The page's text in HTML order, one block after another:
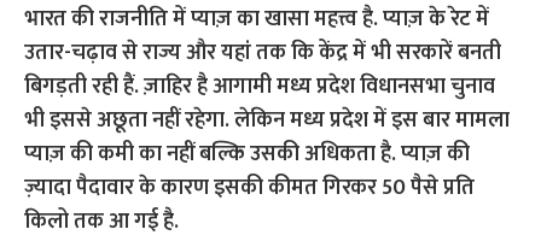
भारत की राजनीति में प्याज़ का खासा महत्त्व है. प्याज़ के रेट में
उतार-चढ़ाव से राज्य और यहां तक कि केंद्र में भी सरकारें बनती
बिगड़ती रही हैं. ज़ाहिर है आगामी मध्य प्रदेश विधानसभा चुनाव
भी इससे अछूता नहीं रहेगा. लेकिन मध्य प्रदेश में इस बार मामला
प्याज़ की कमी का नहीं बल्कि उसकी अधिकता है. प्याज़ की
ज़्यादा पैदावार के कारण इसकी कीमत गिरकर 50 पैसे प्रति
किलो तक आ गई है.